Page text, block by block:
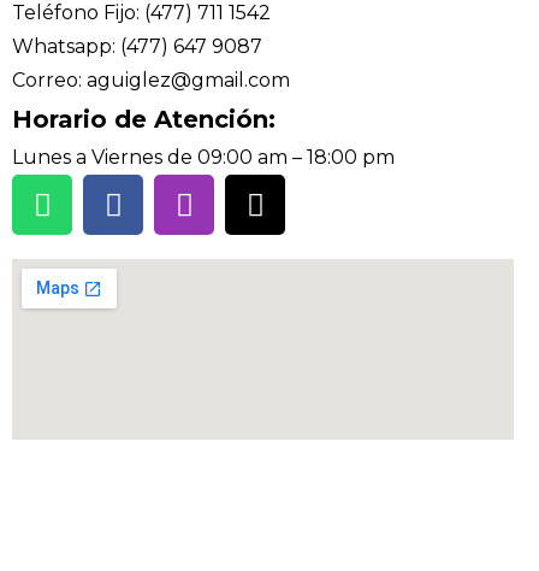
Teléfono Fijo: (477) 711 1542
Whatsapp: (477) 647 9087
Correo: aguiglez@gmail.com
Horario de Atención:
Lunes a Viernes de 09:00 am – 18:00 pm